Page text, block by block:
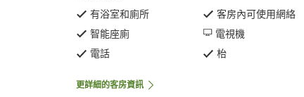
有浴室和廁所
客房內可使用網絡
智能座廁
電視機
電話
枱
更詳細的客房資訊